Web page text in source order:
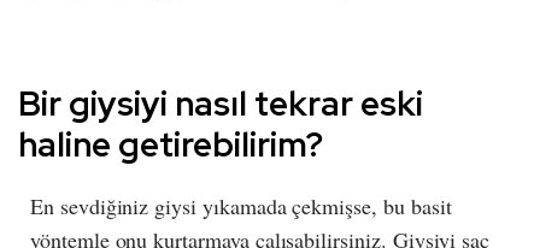
Bir giysiyi nasıl tekrar eski
haline getirebilirim?
En sevdiğiniz giysi yıkamada çekmişse, bu basit
yöntemle onu kurtarmaya çalışabilirsiniz. Giysiyi saç